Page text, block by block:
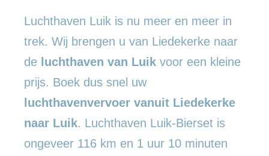
Luchthaven Luik is nu meer en meer in
trek. Wij brengen u van Liedekerke naar
de luchthaven van Luik voor een kleine
prijs. Boek dus snel uw
luchthavenvervoer vanuit Liedekerke
naar Luik. Luchthaven Luik-Bierset is
ongeveer 116 km en 1 uur 10 minuten